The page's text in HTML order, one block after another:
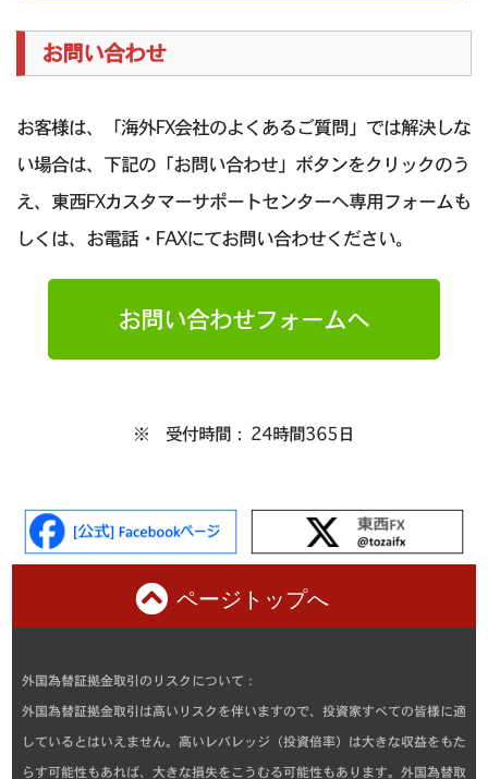
お問い合わせ
お客様は、「海外FX会社のよくあるご質問」では解決しな
い場合は、下記の「お問い合わせ」ボタンをクリックのう
え、東西FXカスタマーサポートセンターへ専用フォームも
しくは、お電話・FAXにてお問い合わせください。
お問い合わせフォームへ
※ 受付時間： 24時間365日
ページトップへ
外国為替証拠金取引のリスクについて：
外国為替証拠金取引は高いリスクを伴いますので、投資家すべての皆様に適
しているとはいえません。高いレバレッジ（投資倍率）は大きな収益をもた
らす可能性もあれば、大きな損失をこうむる可能性もあります。外国為替取